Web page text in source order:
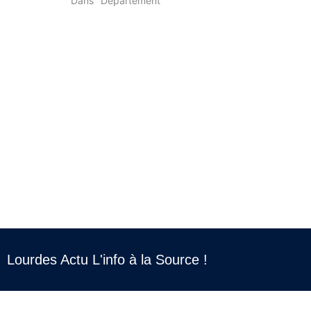
Lourdes Actu L'info à la Source !